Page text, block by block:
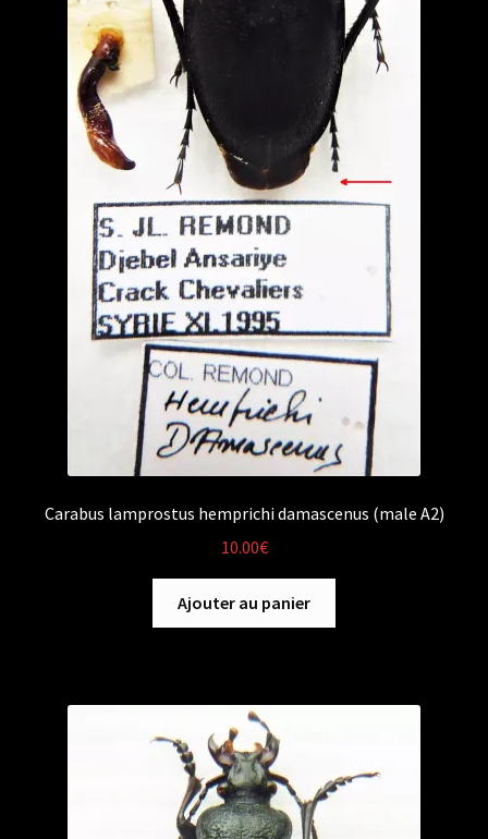
Carabus lamprostus hemprichi damascenus (male A2)
10.00€
Ajouter au panier